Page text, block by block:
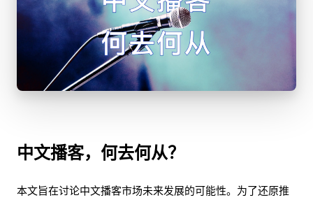
中文播客，何去何从？
本文旨在讨论中文播客市场未来发展的可能性。为了还原推